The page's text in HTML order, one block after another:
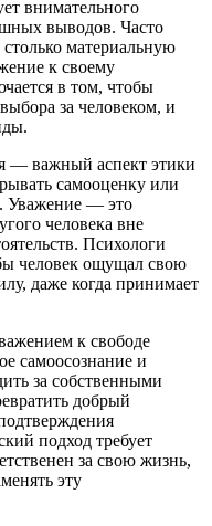
внимательного
выводов. Часто
материальную
к своему
в том, чтобы
за человеком, и
— важный аспект этики
самооценку или
Уважение — это
человека вне
Психологи
человек ощущал свою
даже когда принимает
к свободе
самоосознание и
за собственными
добрый
подход требует
за свою жизнь,
эту